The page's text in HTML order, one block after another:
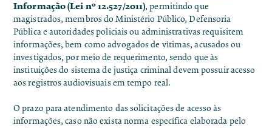
Informação (Lei nº 12.527/2011), permitindo que
magistrados, membros do Ministério Público, Defensoria
Pública e autoridades policiais ou administrativas requisitem
informações, bem como advogados de vítimas, acusados ou
investigados, por meio de requerimento, sendo que às
instituições do sistema de justiça criminal devem possuir acesso
aos registros audiovisuais em tempo real.
O prazo para atendimento das solicitações de acesso às
informações, caso não exista norma específica elaborada pelo